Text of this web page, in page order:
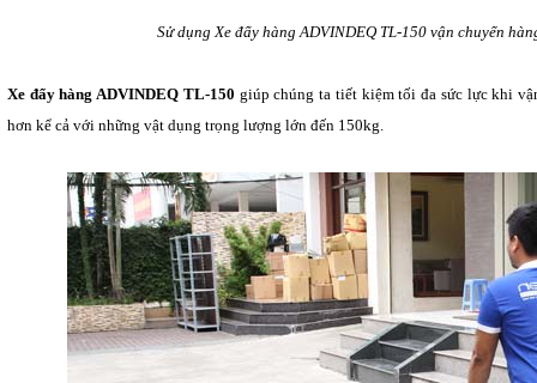
Sử dụng Xe đẩy hàng ADVINDEQ TL-150 vận chuyển
Xe đẩy hàng ADVINDEQ TL-150 giúp chúng ta tiết kiệm tối đa sức lực khi
hơn kể cả với những vật dụng trọng lượng lớn đến 150kg.